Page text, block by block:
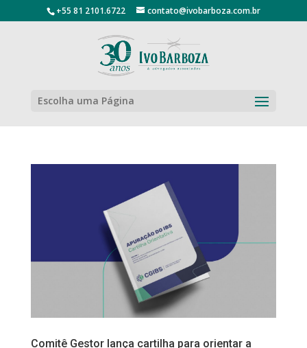
+55 81 2101.6722 contato@ivobarboza.com.br
Escolha uma Página
Comitê Gestor lança cartilha para orientar a